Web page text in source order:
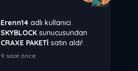
Erenn14 adlı kullanıcı
SKYBLOCK sunucusundan
CRAXE PAKETİ satın aldı!
9 saat önce